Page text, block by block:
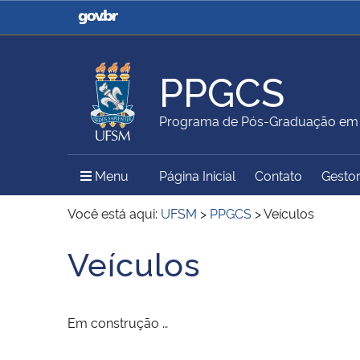
Casa Civil
Ministério da Justiça e
Ministério da Agricultura,
Pecuária e Abastecimento
Ministério da Educação
Ministério do Meio Ambiente Ministério do Turismo
Secretaria de Governo
PPGCS
Programa de Pós-Graduação
Menu Menu Principal do Sítio
Página Inicial Contato
Você está aqui: UFSM > PPGCS >Veículos
Início do conteúdo
Veículos
Em construção …